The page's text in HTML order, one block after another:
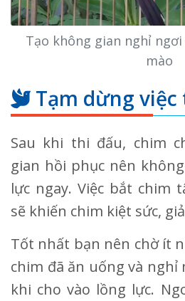
Tạo không gian nghỉ
mào
Tạm dừng việc
Sau khi thi đấu, chim
gian hồi phục nên
lực ngay. Việc bắt chim
sẽ khiến chim kiệt sức,
Tốt nhất bạn nên chờ ít
chim đã ăn uống và
khi cho vào lồng lực.